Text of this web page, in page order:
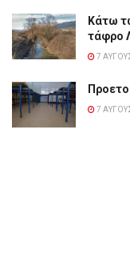
Κάτω
τάφρο
7
7